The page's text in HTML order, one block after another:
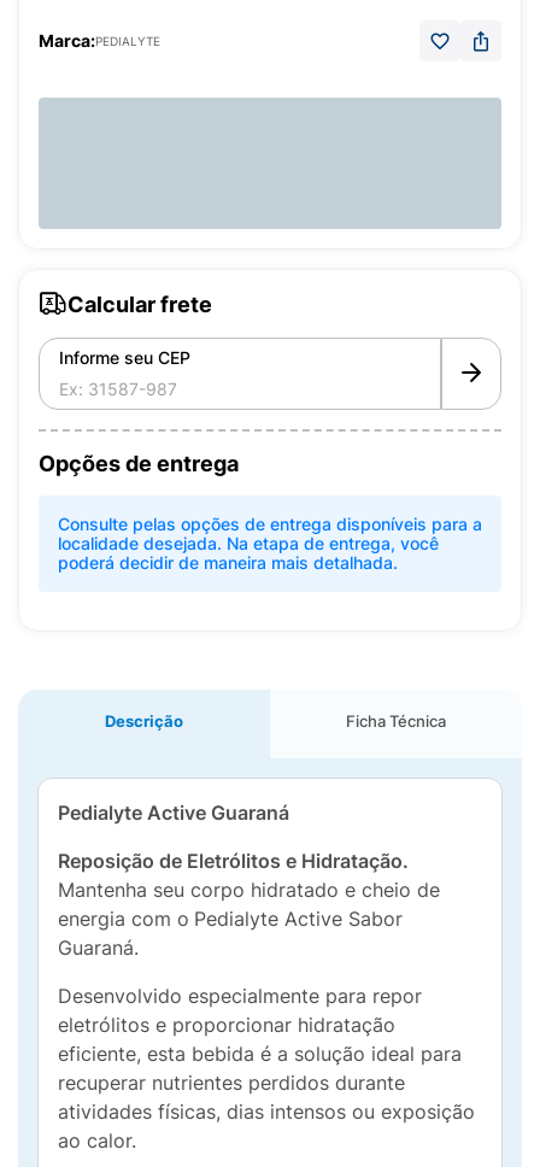
Marca:PEDIALYTE
Calcular frete
Informe seu CEP
Opções de entrega
Consulte pelas opções de entrega disponíveis para a
localidade desejada. Na etapa de entrega, você
poderá decidir de maneira mais detalhada.
Descrição Ficha Técnica
Pedialyte Active Guaraná
Reposição de Eletrólitos e Hidratação.
Mantenha seu corpo hidratado e cheio de
energia com o Pedialyte Active Sabor
Guaraná.
Desenvolvido especialmente para repor
eletrólitos e proporcionar hidratação
eficiente, esta bebida é a solução ideal para
recuperar nutrientes perdidos durante
atividades físicas, dias intensos ou exposição
ao calor.